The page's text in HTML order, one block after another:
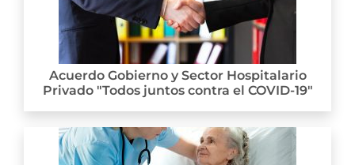
Acuerdo Gobierno y Sector Hospitalario
Privado "Todos juntos contra el COVID-19"